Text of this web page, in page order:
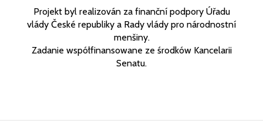
Projekt byl realizován za finanční podpory Úřadu
vlády České republiky a Rady vlády pro národnostní
menšiny.
Zadanie współfinansowane ze środków Kancelarii
Senatu.